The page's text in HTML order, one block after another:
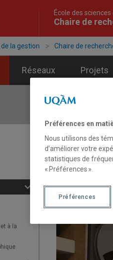
École des
Chaire de
la gestion Chaire de
Réseaux Projets
à la
Régisseur
Préférences en
Nous utilisons des
d’améliorer votre
statistiques de
« Préférences ».
Préférences